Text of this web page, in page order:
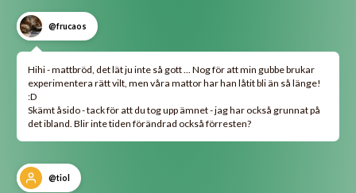
@frucaos
Hihi - mattbröd, det lät ju inte så gott ... Nog för att min gubbe brukar
experimentera rätt vilt, men våra mattor har han låtit bli än så länge!
:D
Skämt åsido - tack för att du tog upp ämnet - jag har också grunnat på
det ibland. Blir inte tiden förändrad också förresten?
@tiol